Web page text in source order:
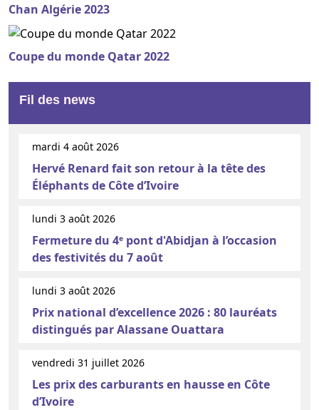
Chan Algérie 2023
Coupe du monde Qatar 2022
Fil des news
mardi 4 août 2026
Hervé Renard fait son retour à la tête des
Éléphants de Côte d’Ivoire
lundi 3 août 2026
Fermeture du 4ᵉ pont d'Abidjan à l’occasion
des festivités du 7 août
lundi 3 août 2026
Prix national d’excellence 2026 : 80 lauréats
distingués par Alassane Ouattara
vendredi 31 juillet 2026
Les prix des carburants en hausse en Côte
d’Ivoire